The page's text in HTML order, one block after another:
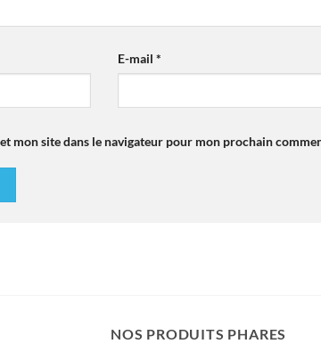
E-mail*
mon site dans le navigateur pour mon prochain
NOS PRODUITS PHARES